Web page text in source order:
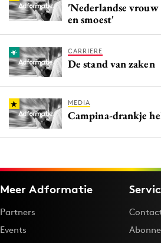
'Nederlandse
en smoest'
CARRIERE
De stand van zaken
MEDIA
Campina-drankje
Meer Adformatie
Partners
Events